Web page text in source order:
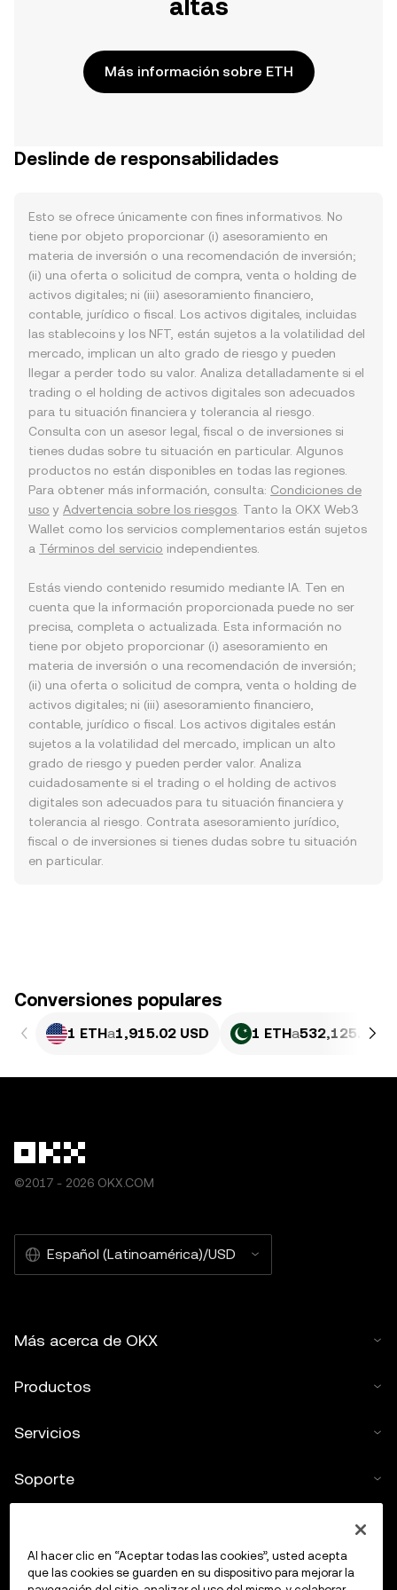
altas
Más información sobre ETH
Deslinde de responsabilidades
Esto se ofrece únicamente con fines informativos. No
tiene por objeto proporcionar (i) asesoramiento en
materia de inversión o una recomendación de inversión;
(ii) una oferta o solicitud de compra, venta o holding de
activos digitales; ni (iii) asesoramiento financiero,
contable, jurídico o fiscal. Los activos digitales, incluidas
las stablecoins y los NFT, están sujetos a la volatilidad del
mercado, implican un alto grado de riesgo y pueden
llegar a perder todo su valor. Analiza detalladamente si el
trading o el holding de activos digitales son adecuados
para tu situación financiera y tolerancia al riesgo.
Consulta con un asesor legal, fiscal o de inversiones si
tienes dudas sobre tu situación en particular. Algunos
productos no están disponibles en todas las regiones.
Para obtener más información, consulta: Condiciones de
uso y Advertencia sobre los riesgos . Tanto la OKX Web3
Wallet como los servicios complementarios están sujetos
a Términos del servicio independientes.
Estás viendo contenido resumido mediante IA. Ten en
cuenta que la información proporcionada puede no ser
precisa, completa o actualizada. Esta información no
tiene por objeto proporcionar (i) asesoramiento en
materia de inversión o una recomendación de inversión;
(ii) una oferta o solicitud de compra, venta o holding de
activos digitales; ni (iii) asesoramiento financiero,
contable, jurídico o fiscal. Los activos digitales están
sujetos a la volatilidad del mercado, implican un alto
grado de riesgo y pueden perder valor. Analiza
cuidadosamente si el trading o el holding de activos
digitales son adecuados para tu situación financiera y
tolerancia al riesgo. Contrata asesoramiento jurídico,
fiscal o de inversiones si tienes dudas sobre tu situación
en particular.
Conversiones populares
1 ETHa1,915.02 USD 1 ETHa532,125.89
©2017 - 2026 OKX.COM
Español (Latinoamérica)/USD
Más acerca de OKX
Productos
Servicios
Soporte
Calculadora de criptomonedas
Al hacer clic en “Aceptar todas las cookies”, usted acepta
que las cookies se guarden en su dispositivo para mejorar la